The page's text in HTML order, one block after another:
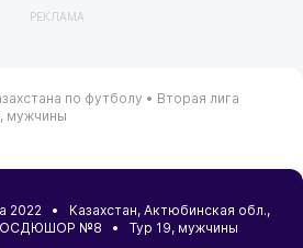
РЕКЛАМА
по футболу • Вторая лига
мужчины
2022 • Казахстан, Актюбинская обл.,
ОСДЮШОР №8 • Тур 19, мужчины